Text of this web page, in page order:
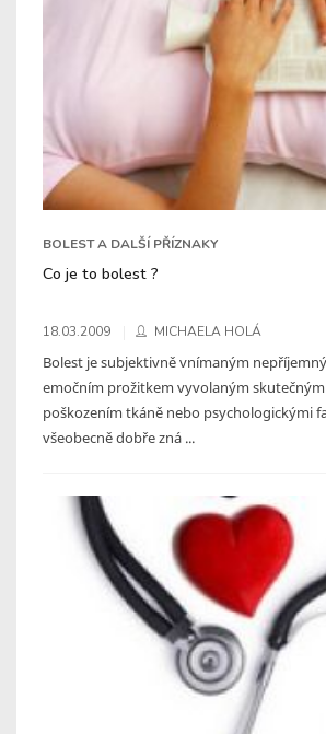
BOLEST A DALŠÍ PŘÍZNAKY
Co je to bolest ?
18.03.2009 MICHAELA HOLÁ
Bolest je subjektivně vnímaným
emočním prožitkem vyvolaným
poškozením tkáně nebo psychologickými
všeobecně dobře zná ...